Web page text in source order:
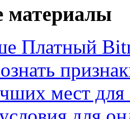
материалы
Платный
мест для